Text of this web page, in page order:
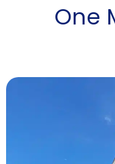
One